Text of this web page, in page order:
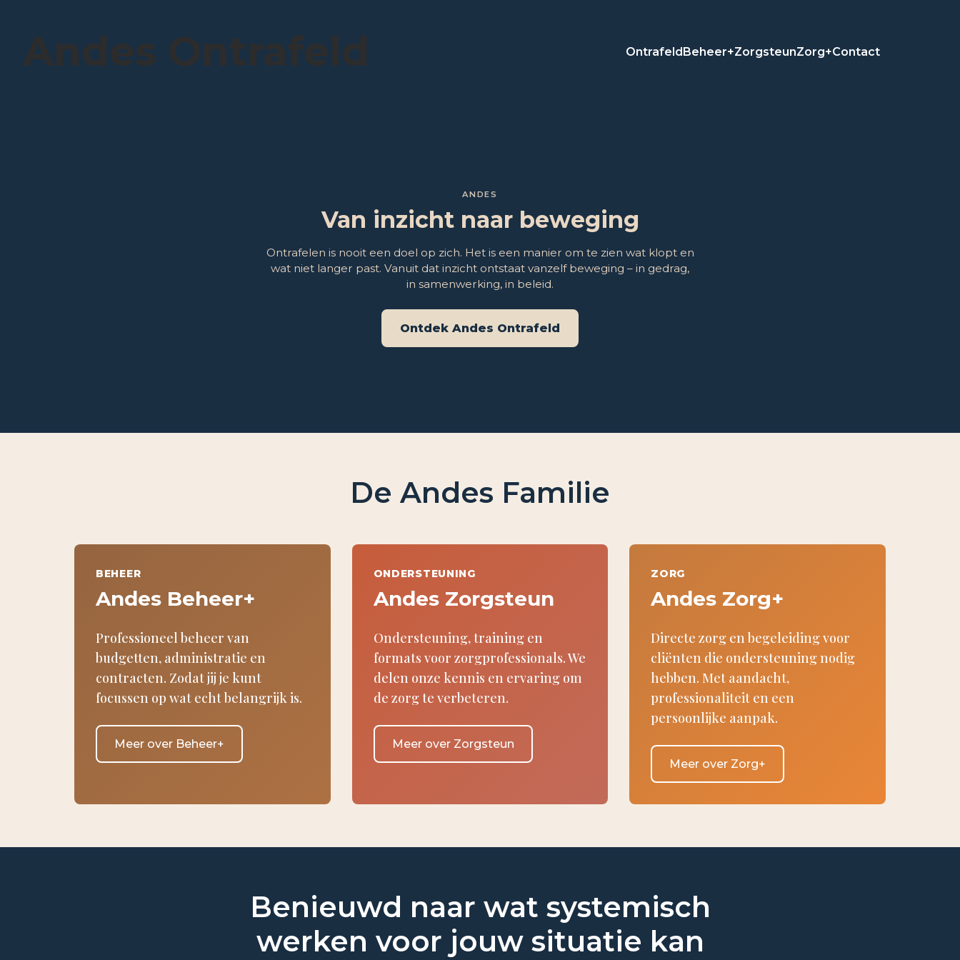
OntrafeldBeheer+ZorgsteunZorg+Contact
ANDES
Van inzicht naar beweging
Ontrafelen is nooit een doel op zich. Het is een manier om te zien wat klopt en
wat niet langer past. Vanuit dat inzicht ontstaat vanzelf beweging – in gedrag,
in samenwerking, in beleid.
Ontdek Andes Ontrafeld
De Andes Familie
BEHEER
Andes Beheer+
Professioneel beheer van
budgetten, administratie en
contracten. Zodat jij je kunt
focussen op wat echt belangrijk is.
Meer over Beheer+
ONDERSTEUNING
Andes Zorgsteun
Ondersteuning, training en
formats voor zorgprofessionals. We
delen onze kennis en ervaring om
de zorg te verbeteren.
Meer over Zorgsteun
ZORG
Andes Zorg+
Directe zorg en begeleiding voor
cliënten die ondersteuning nodig
hebben. Met aandacht,
professionaliteit en een
persoonlijke aanpak.
Meer over Zorg+
Benieuwd naar wat systemisch
werken voor jouw situatie kan